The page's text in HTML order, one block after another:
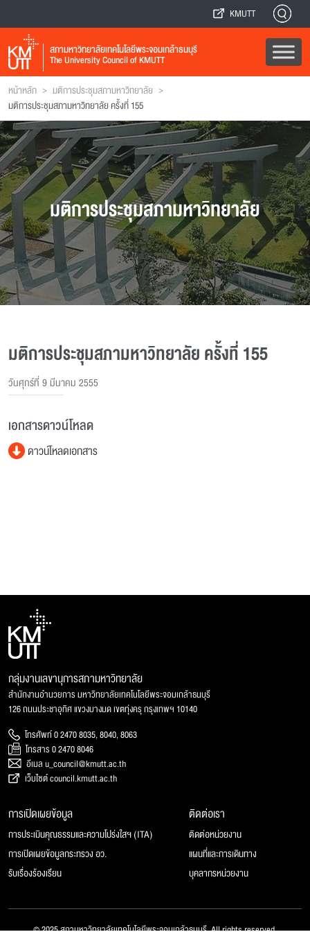
KMUTT
สภามหาวิทยาลัยเทคโนโลยีพระจอมเกล้าธนบุรี
The University Council of KMUTT
หน้าหลัก > มติการประชุมสภามหาวิทยาลัย >
มติการประชุมสภามหาวิทยาลัย ครั้งที่ 155
มติการประชุมสภามหาวิทยาลัย
มติการประชุมสภามหาวิทยาลัย ครั้งที่ 155
วันศุกร์ที่ 9 มีนาคม 2555
เอกสารดาวน์โหลด
ดาวน์โหลดเอกสาร
กลุ่มงานเลขานุการสภามหาวิทยาลัย
สำนักงานอำนวยการ มหาวิทยาลัยเทคโนโลยีพระจอมเกล้าธนบุรี
126 ถนนประชาอุทิศ แขวงบางมด เขตทุ่งครุ กรุงเทพฯ 10140
โทรศัพท์ 0 2470 8035, 8040, 8063
โทรสาร 0 2470 8046
อีเมล u_council@kmutt.ac.th
เว็บไซต์ council.kmutt.ac.th
การเปิดเผยข้อมูล
การประเมินคุณธรรมและความโปร่งใสฯ (ITA)
การเปิดเผยข้อมูลกระทรวง อว.
รับเรื่องร้องเรียน
ติดต่อเรา
ติดต่อหน่วยงาน
แผนที่และการเดินทาง
บุคลากรหน่วยงาน